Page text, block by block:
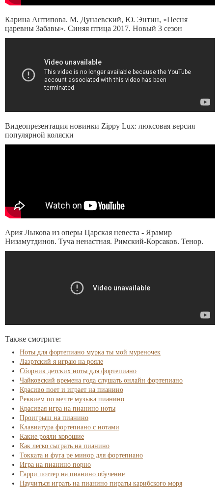
Карина Антипова. М. Дунаевский, Ю. Энтин, «Песня
царевны Забавы». Синяя птица 2017. Новый 3 сезон
Видеопрезентация новинки Zippy Lux: люксовая версия
популярной коляски
Ария Лыкова из оперы Царская невеста - Ярамир
Низамутдинов. Туча ненастная. Римский-Корсаков. Тенор.
Также смотрите:
Ноты для фортепиано мурка ты мой муреночек
Лаэртский я играю на рояле
Сборник детских ноты для фортепиано
Чайковский времена года слушать онлайн фортепиано
Красиво поет и играет на пианино
Реквием по мечте музыка пианино
Красивая игра на пианино ноты
Проигрыш на пианино
Клавиатура фортепиано с нотами
Какие рояли хорошие
Как легко сыграть на пианино
Токката и фуга ре минор для фортепиано
Игра на пианино порно
Гарри поттер на пианино обучение
Научиться играть на пианино пираты карибского моря